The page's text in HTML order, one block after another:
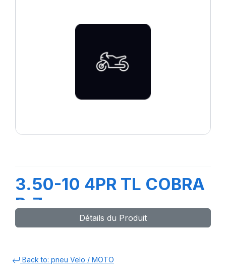
3.50-10 4PR TL COBRA
R-7
Détails du Produit
Back to: pneu Velo / MOTO